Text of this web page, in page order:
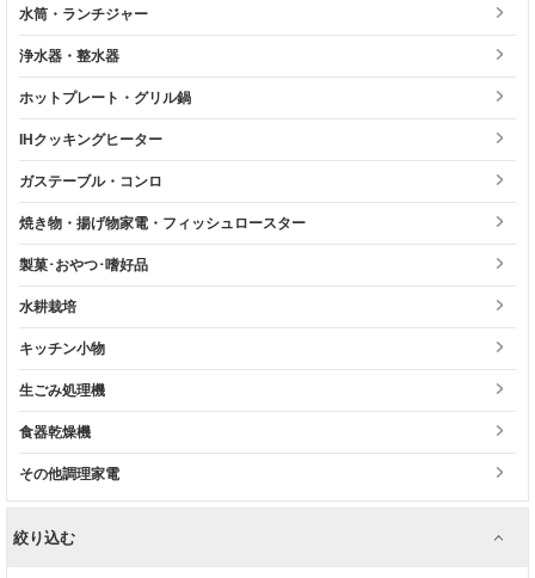
水筒・ランチジャー
浄水器・整水器
ホットプレート・グリル鍋
IHクッキングヒーター
ガステーブル・コンロ
焼き物・揚げ物家電・フィッシュロースター
製菓･おやつ･嗜好品
水耕栽培
キッチン小物
生ごみ処理機
食器乾燥機
その他調理家電
絞り込む